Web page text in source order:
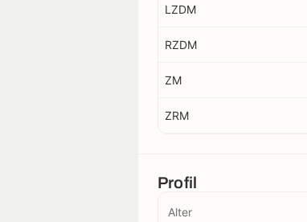
LZDM
RZDM
ZM
ZRM
Profil
Alter